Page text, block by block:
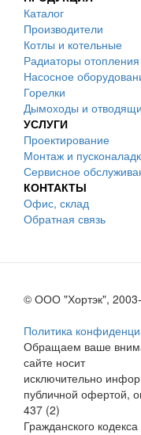
Каталог
Производители
Котлы и котельные
Радиаторы отопления
Насосное
Горелки
Дымоходы и
УСЛУГИ
Проектирование
Монтаж и
Сервисное
КОНТАКТЫ
Офис, склад
Обратная связь
© ООО "Хортэк",
Политика
Обращаем ваше
сайте носит
исключительно
публичной офертой,
437 (2)
Гражданского